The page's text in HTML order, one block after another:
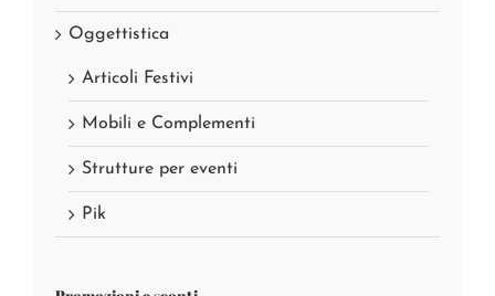
Oggettistica
Articoli Festivi
Mobili e Complementi
Strutture per eventi
Pik